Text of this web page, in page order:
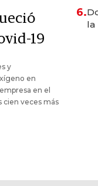
19
y
en
en el
cien veces más
6.
la